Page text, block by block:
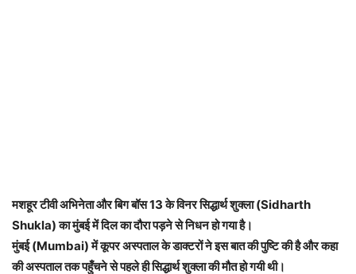
मशहूर टीवी अभिनेता और बिग बॉस 13 के विनर सिद्धार्थ शुक्ला (Sidharth
Shukla) का मुंबई में दिल का दौरा पड़ने से निधन हो गया है।
मुंबई (Mumbai) में कूपर अस्पताल के डाक्टरों ने इस बात की पुष्टि की है और कहा
की अस्पताल तक पहुँचने से पहले ही सिद्धार्थ शुक्ला की मौत हो गयी थी।